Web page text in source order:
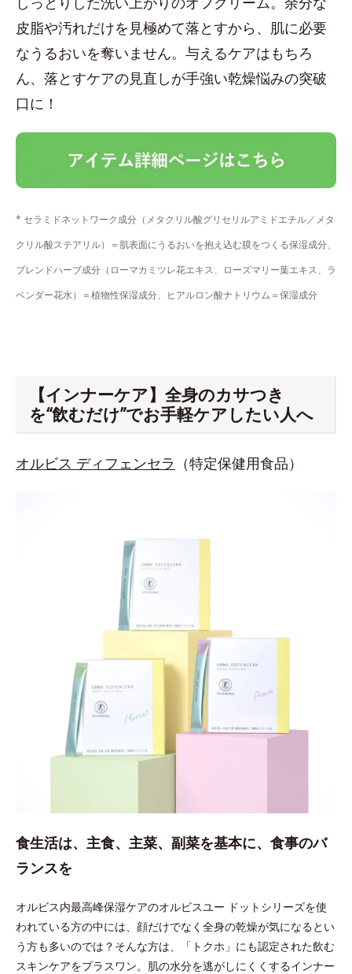
皮脂や汚れだけを見極めて落とすから、肌に必要
なうるおいを奪いません。与えるケアはもちろ
ん、落とすケアの見直しが手強い乾燥悩みの突破
口に！
* セラミドネットワーク成分（メタクリル酸グリセリルアミドエチル／メタ
クリル酸ステアリル）＝肌表面にうるおいを抱え込む膜をつくる保湿成分、
ブレンドハーブ成分（ローマカミツレ花エキス、ローズマリー葉エキス、ラ
ベンダー花水）＝植物性保湿成分、ヒアルロン酸ナトリウム＝保湿成分
【インナーケア】全身のカサつき
を“飲むだけ”でお手軽ケアしたい人へ
オルビス ディフェンセラ （特定保健用食品）
食生活は、主食、主菜、副菜を基本に、食事のバ
ランスを
オルビス内最高峰保湿ケアのオルビスユー ドットシリーズを使
われている方の中には、顔だけでなく全身の乾燥が気になるとい
う方も多いのでは？そんな方は、「トクホ」にも認定された飲む
スキンケアをプラスワン。肌の水分を逃がしにくくするインナー